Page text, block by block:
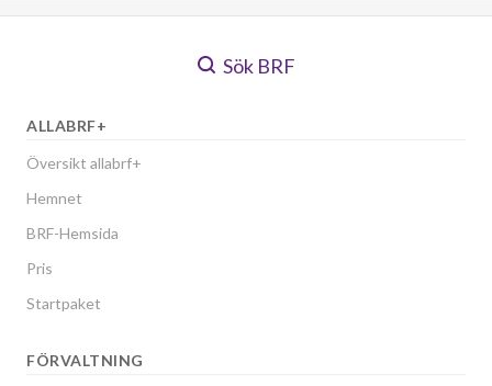
Sök BRF
ALLABRF+
Översikt allabrf+
Hemnet
BRF-Hemsida
Pris
Startpaket
FÖRVALTNING